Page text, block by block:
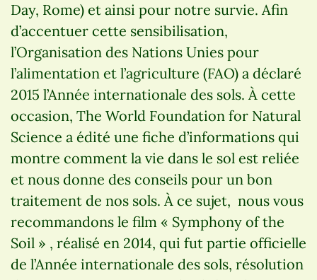
Day, Rome) et ainsi pour notre survie. Afin
d’accentuer cette sensibilisation,
l’Organisation des Nations Unies pour
l’alimentation et l’agriculture (FAO) a déclaré
2015 l’Année internationale des sols. À cette
occasion, The World Foundation for Natural
Science a édité une fiche d’informations qui
montre comment la vie dans le sol est reliée
et nous donne des conseils pour un bon
traitement de nos sols. À ce sujet, nous vous
recommandons le film « Symphony of the
Soil » , réalisé en 2014, qui fut partie officielle
de l’Année internationale des sols, résolution